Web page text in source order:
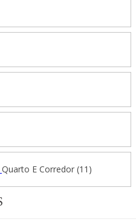
Quarto E Corredor (11)